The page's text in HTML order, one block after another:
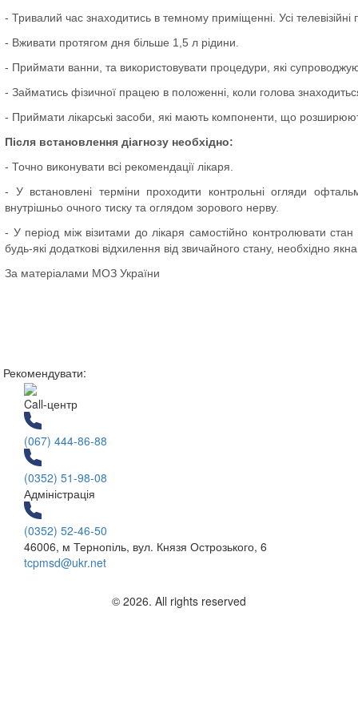
- Тривалий час знаходитись в темному приміщенні. Усі
- Вживати протягом дня більше 1,5 л рідини.
- Приймати ванни, та використовувати процедури, які
- Займатись фізичної працею в положенні, коли голова
- Приймати лікарські засоби, які мають компоненти, що
Після встановлення діагнозу необхідно:
- Точно виконувати всі рекомендації лікаря.
- У встановлені терміни проходити контрольні огляди
внутрішньо очного тиску та оглядом зорового нерву.
- У період між візитами до лікаря самостійно контролювати
будь-які додаткові відхилення від звичайного стану, необхідно
За матеріалами МОЗ України
Рекомендувати:
Call-центр
(067) 444-86-88
(0352) 51-98-08
Адміністрація
(0352) 52-46-50
46006, м Тернопіль, вул. Князя Острозького, 6
tcpmsd@ukr.net
© 2026. All rights reserved